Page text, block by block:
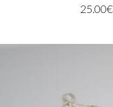
25.00€